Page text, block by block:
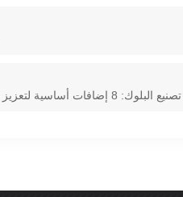
لتعزيز الأداء وتقليل وقت التوقف